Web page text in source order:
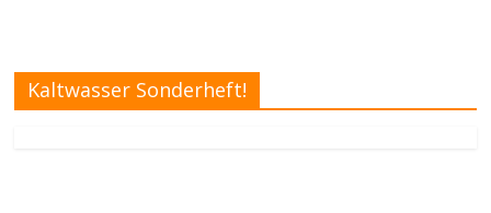
Kaltwasser Sonderheft!